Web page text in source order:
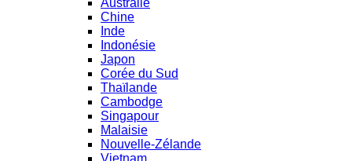
Chine
Inde
Indonésie
Japon
Corée du Sud
Thaïlande
Cambodge
Singapour
Malaisie
Nouvelle-Zélande
Vietnam